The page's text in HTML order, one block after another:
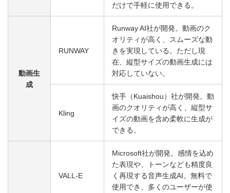
だけで手軽に使用できる。
動画生
成
RUNWAY
Runway AI社が開発。動画のク
オリティが高く、スムーズな動
きを実現している。ただし現
在、縦型サイズの動画生成には
対応していない。
Kling
快手（Kuaishou）社が開発。動
画のクオリティが高く、縦型サ
イズの動画を含め柔軟に生成が
できる。
VALL-E
Microsoft社が開発。感情を込め
た表現や、トーンなども精度良
く再現する音声生成AI。無料で
使用でき、多くのユーザーが使